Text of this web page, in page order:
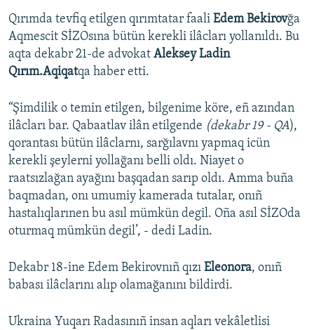
RFE/RS bütün saytları
Qırımda tevfiq etilgen qırımtatar faali Edem Bekirovğa
Aqmescit SİZOsına bütün kerekli ilâcları yollanıldı. Bu
aqta dekabr 21-de advokat Aleksey Ladin
Qırım.Aqiqatqa haber etti.
“Şimdilik o temin etilgen, bilgenime köre, eñ azından
ilâcları bar. Qabaatlav ilân etilgende (dekabr 19 - QA),
qorantası bütün ilâclarnı, sarğılavnı yapmaq icün
kerekli şeylerni yollağanı belli oldı. Niayet o
raatsızlağan ayağını başqadan sarıp oldı. Amma buña
baqmadan, onı umumiy kamerada tutalar, onıñ
hastalıqlarınen bu asıl mümkün degil. Oña asıl SİZOda
oturmaq mümkün degil’, - dedi Ladin.
Dekabr 18-ine Edem Bekirovnıñ qızı Eleonora, onıñ
babası ilâclarını alıp olamağanını bildirdi.
Ukraina Yuqarı Radasınıñ insan aqları vekâletlisi